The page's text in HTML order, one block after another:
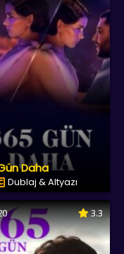
Daha
Dublaj & Altyazı
3.3